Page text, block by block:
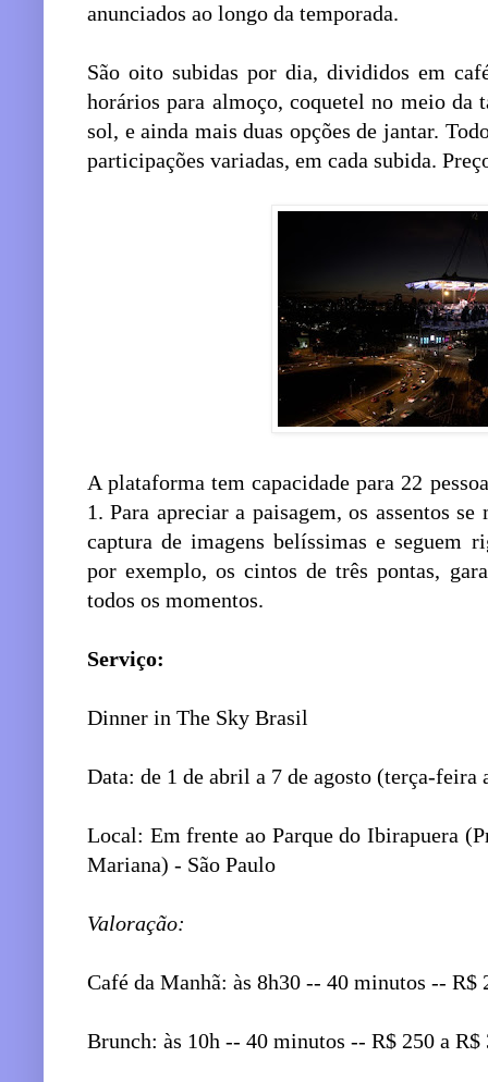
anunciados ao longo da temporada.
São oito subidas por dia, divididos em
horários para almoço, coquetel no meio da
sol, e ainda mais duas opções de jantar.
participações variadas, em cada subida.
A plataforma tem capacidade para 22
1. Para apreciar a paisagem, os assentos
captura de imagens belíssimas e seguem
por exemplo, os cintos de três pontas,
todos os momentos.
Serviço:
Dinner in The Sky Brasil
Data: de 1 de abril a 7 de agosto (terça-feira
Local: Em frente ao Parque do Ibirapuera
Mariana) - São Paulo
Valoração:
Café da Manhã: às 8h30 -- 40 minutos -- R$
Brunch: às 10h -- 40 minutos -- R$ 250 a R$